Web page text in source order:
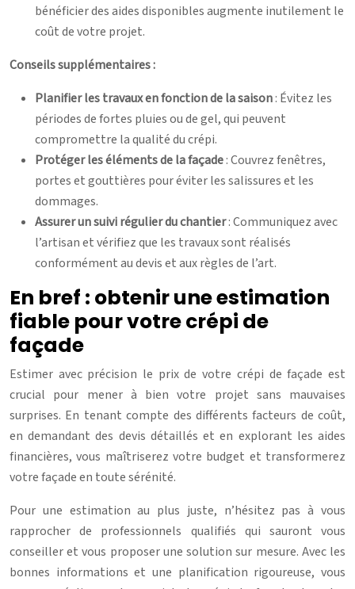
bénéficier des aides disponibles augmente inutilement le
coût de votre projet.
Conseils supplémentaires :
Planifier les travaux en fonction de la saison: Évitez les
périodes de fortes pluies ou de gel, qui peuvent
compromettre la qualité du crépi.
Protéger les éléments de la façade: Couvrez fenêtres,
portes et gouttières pour éviter les salissures et les
dommages.
Assurer un suivi régulier du chantier: Communiquez avec
l’artisan et vérifiez que les travaux sont réalisés
conformément au devis et aux règles de l’art.
En bref : obtenir une estimation
fiable pour votre crépi de
façade
Estimer avec précision le prix de votre crépi de façade est
crucial pour mener à bien votre projet sans mauvaises
surprises. En tenant compte des différents facteurs de coût,
en demandant des devis détaillés et en explorant les aides
financières, vous maîtriserez votre budget et transformerez
votre façade en toute sérénité.
Pour une estimation au plus juste, n’hésitez pas à vous
rapprocher de professionnels qualifiés qui sauront vous
conseiller et vous proposer une solution sur mesure. Avec les
bonnes informations et une planification rigoureuse, vous